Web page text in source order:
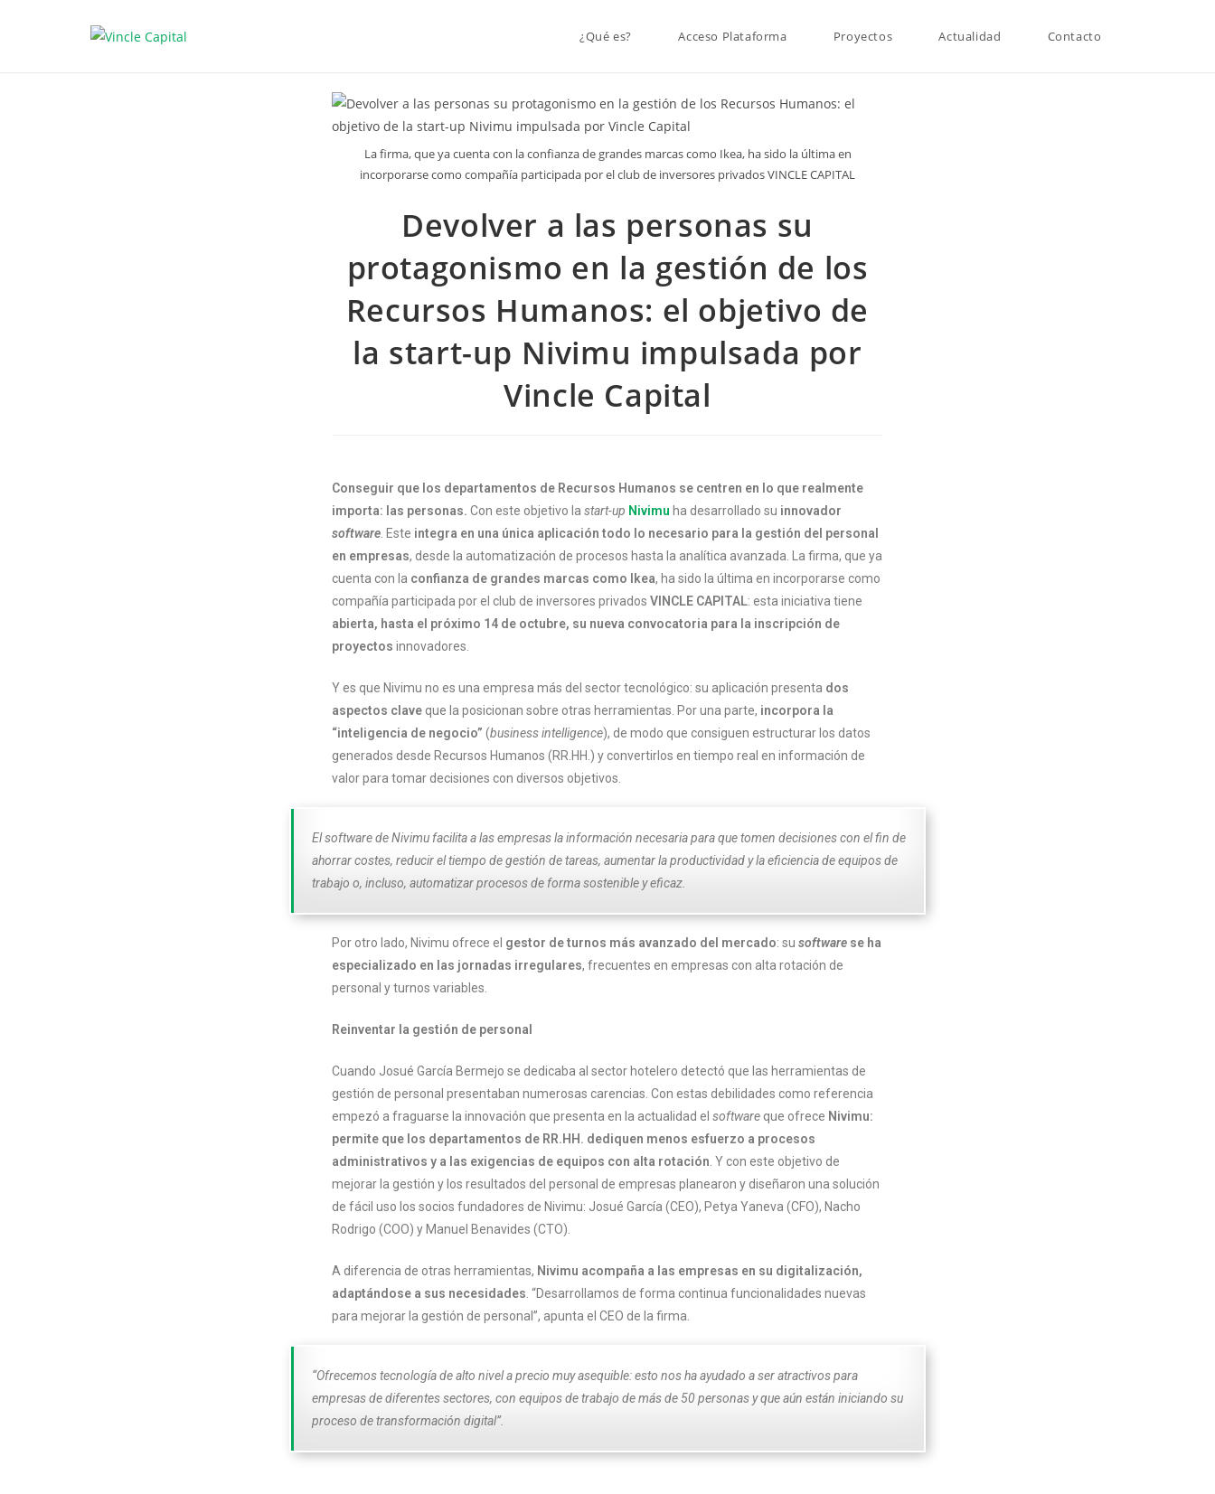
¿Qué es? Acceso Plataforma Proyectos Actualidad Contacto
La firma, que ya cuenta con la confianza de grandes marcas como Ikea, ha sido la última en
incorporarse como compañía participada por el club de inversores privados VINCLE CAPITAL
Devolver a las personas su
protagonismo en la gestión de los
Recursos Humanos: el objetivo de
la start-up Nivimu impulsada por
Vincle Capital
Conseguir que los departamentos de Recursos Humanos se centren en lo que realmente
importa: las personas. Con este objetivo la start-up Nivimu ha desarrollado su innovador
software . Este integra en una única aplicación todo lo necesario para la gestión del personal
en empresas, desde la automatización de procesos hasta la analítica avanzada. La firma, que ya
cuenta con la confianza de grandes marcas como Ikea, ha sido la última en incorporarse como
compañía participada por el club de inversores privados VINCLE CAPITAL: esta iniciativa tiene
abierta, hasta el próximo 14 de octubre, su nueva convocatoria para la inscripción de
proyectos innovadores.
Y es que Nivimu no es una empresa más del sector tecnológico: su aplicación presenta dos
aspectos clave que la posicionan sobre otras herramientas. Por una parte, incorpora la
“inteligencia de negocio” (business intelligence), de modo que consiguen estructurar los datos
generados desde Recursos Humanos (RR.HH.) y convertirlos en tiempo real en información de
valor para tomar decisiones con diversos objetivos.
Elsoftwarede Nivimu facilita a las empresas la información necesaria para que tomen decisiones con el fin de
ahorrar costes, reducir el tiempo de gestión de tareas, aumentar la productividad y la eficiencia de equipos de
trabajo o, incluso, automatizar procesos de forma sostenible y eficaz.
Por otro lado, Nivimu ofrece el gestor de turnos más avanzado del mercado: su software se ha
especializado en las jornadas irregulares, frecuentes en empresas con alta rotación de
personal y turnos variables.
Reinventar la gestión de personal
Cuando Josué García Bermejo se dedicaba al sector hotelero detectó que las herramientas de
gestión de personal presentaban numerosas carencias. Con estas debilidades como referencia
empezó a fraguarse la innovación que presenta en la actualidad el software que ofrece Nivimu:
permite que los departamentos de RR.HH. dediquen menos esfuerzo a procesos
administrativos y a las exigencias de equipos con alta rotación . Y con este objetivo de
mejorar la gestión y los resultados del personal de empresas planearon y diseñaron una solución
de fácil uso los socios fundadores de Nivimu: Josué García (CEO), Petya Yaneva (CFO), Nacho
Rodrigo (COO) y Manuel Benavides (CTO).
A diferencia de otras herramientas, Nivimu acompaña a las empresas en su digitalización,
adaptándose a sus necesidades . “Desarrollamos de forma continua funcionalidades nuevas
para mejorar la gestión de personal”, apunta el CEO de la firma.
“Ofrecemos tecnología de alto nivel a precio muy asequible: esto nos ha ayudado a ser atractivos para
empresas de diferentes sectores, con equipos de trabajo de más de 50 personas y que aún están iniciando su
proceso de transformación digital”.